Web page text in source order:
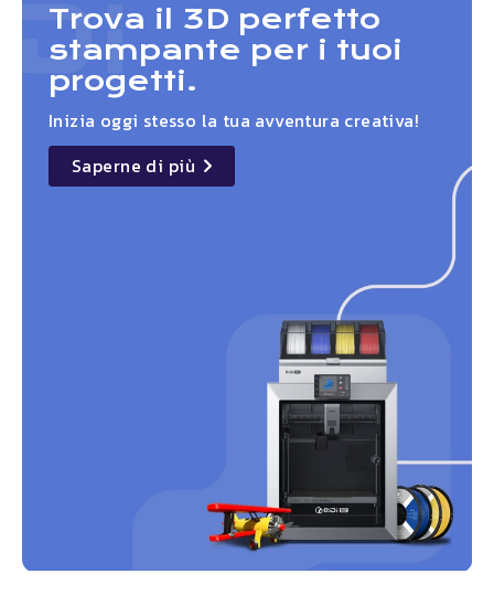
Trova il 3D perfetto
stampante per i tuoi
progetti.
Inizia oggi stesso la tua avventura creativa!
details
Saperne di più